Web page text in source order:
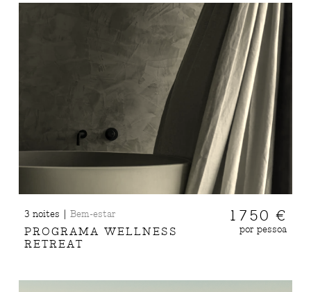
3 noites |Bem-estar
PROGRAMA WELLNESS
RETREAT
1750 €
por pessoa